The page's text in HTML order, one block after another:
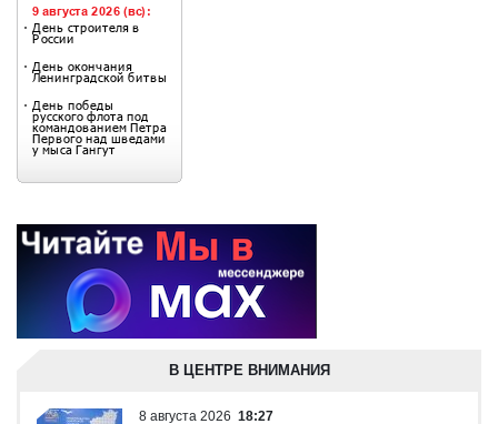
В ЦЕНТРЕ ВНИМАНИЯ
8 августа 2026 18:27